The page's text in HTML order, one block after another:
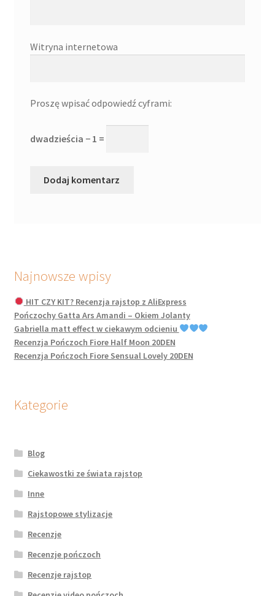
Witryna internetowa
Proszę wpisać odpowiedź cyframi:
dwadzieścia − 1 =
Najnowsze wpisy
HIT CZY KIT? Recenzja rajstop z AliExpress
Pończochy Gatta Ars Amandi – Okiem Jolanty
Gabriella matt effect w ciekawym odcieniu
Recenzja Pończoch Fiore Half Moon 20DEN
Recenzja Pończoch Fiore Sensual Lovely 20DEN
Kategorie
Blog
Ciekawostki ze świata rajstop
Inne
Rajstopowe stylizacje
Recenzje
Recenzje pończoch
Recenzje rajstop